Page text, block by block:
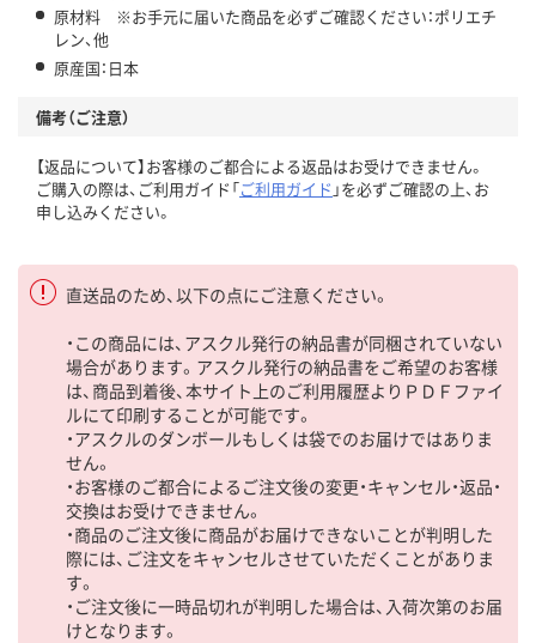
原材料 ※お手元に届いた商品を必ずご確認ください：ポリエチ
レン、他
原産国：日本
備考（ご注意）
【返品について】お客様のご都合による返品はお受けできません。
ご購入の際は、ご利用ガイド「ご利用ガイド 」を必ずご確認の上、お
申し込みください。
直送品のため、以下の点にご注意ください。
・この商品には、アスクル発行の納品書が同梱されていない
場合があります。アスクル発行の納品書をご希望のお客様
は、商品到着後、本サイト上のご利用履歴よりＰＤＦファイ
ルにて印刷することが可能です。
・アスクルのダンボールもしくは袋でのお届けではありま
せん。
・お客様のご都合によるご注文後の変更・キャンセル・返品・
交換はお受けできません。
・商品のご注文後に商品がお届けできないことが判明した
際には、ご注文をキャンセルさせていただくことがありま
す。
・ご注文後に一時品切れが判明した場合は、入荷次第のお届
けとなります。